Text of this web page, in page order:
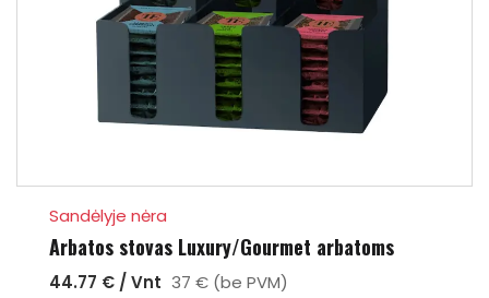
Sandėlyje nėra
Arbatos stovas Luxury/Gourmet arbatoms
44.77 € / Vnt 37 € (be PVM)